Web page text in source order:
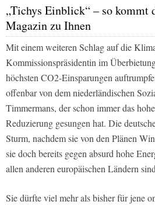
„Tichys Einblick“ – so kommt
Magazin zu Ihnen
Mit einem weiteren Schlag auf die
Kommissionspräsidentin im
höchsten CO2-Einsparungen
offenbar von dem niederländischen
Timmermans, der schon immer das
Reduzierung gesungen hat. Die
Sturm, nachdem sie von den Plänen
sie doch bereits gegen absurd hohe
allen anderen europäischen Ländern
Sie dürfte viel mehr als bisher für jene